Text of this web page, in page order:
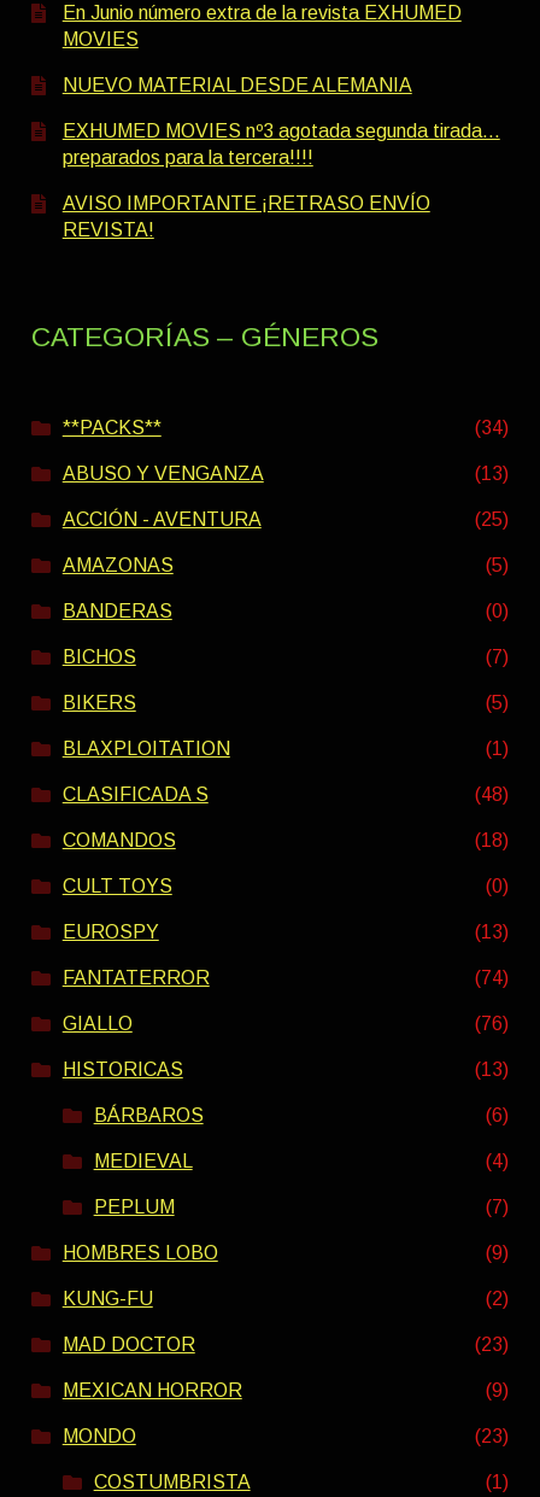
En Junio número extra de la revista EXHUMED
MOVIES
NUEVO MATERIAL DESDE ALEMANIA
EXHUMED MOVIES nº3 agotada segunda tirada…
preparados para la tercera!!!!
AVISO IMPORTANTE ¡RETRASO ENVÍO
REVISTA!
CATEGORÍAS – GÉNEROS
**PACKS** (34)
ABUSO Y VENGANZA (13)
ACCIÓN - AVENTURA (25)
AMAZONAS (5)
BANDERAS (0)
BICHOS (7)
BIKERS (5)
BLAXPLOITATION (1)
CLASIFICADA S (48)
COMANDOS (18)
CULT TOYS (0)
EUROSPY (13)
FANTATERROR (74)
GIALLO (76)
HISTORICAS (13)
BÁRBAROS (6)
MEDIEVAL (4)
PEPLUM (7)
HOMBRES LOBO (9)
KUNG-FU (2)
MAD DOCTOR (23)
MEXICAN HORROR (9)
MONDO (23)
COSTUMBRISTA (1)